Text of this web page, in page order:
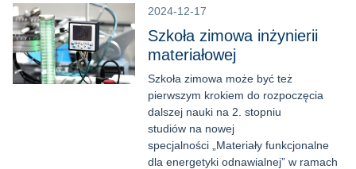
2024-12-17
Szkoła zimowa inżynierii
materiałowej
Szkoła zimowa może być też
pierwszym krokiem do rozpoczęcia
dalszej nauki na 2. stopniu
studiów na nowej
specjalności „Materiały funkcjonalne
dla energetyki odnawialnej” w ramach